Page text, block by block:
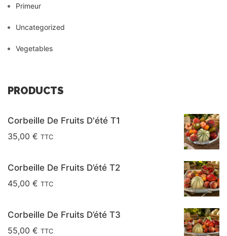
Primeur
Uncategorized
Vegetables
PRODUCTS
Corbeille De Fruits D'été T1
35,00 € TTC
Corbeille De Fruits D’été T2
45,00 € TTC
Corbeille De Fruits D’été T3
55,00 € TTC